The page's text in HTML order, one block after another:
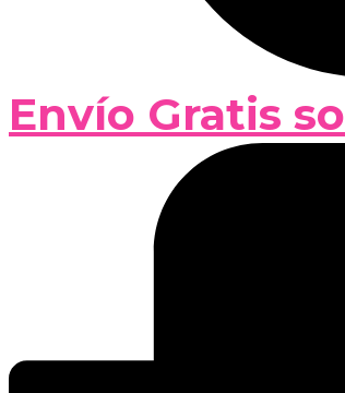
Envío Gratis